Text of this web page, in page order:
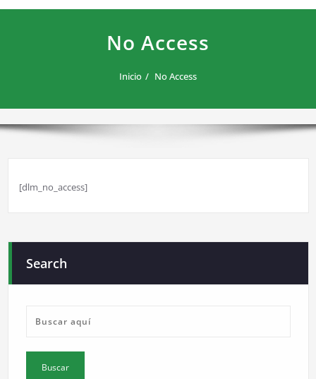
No Access
Inicio No Access
[dlm_no_access]
Search